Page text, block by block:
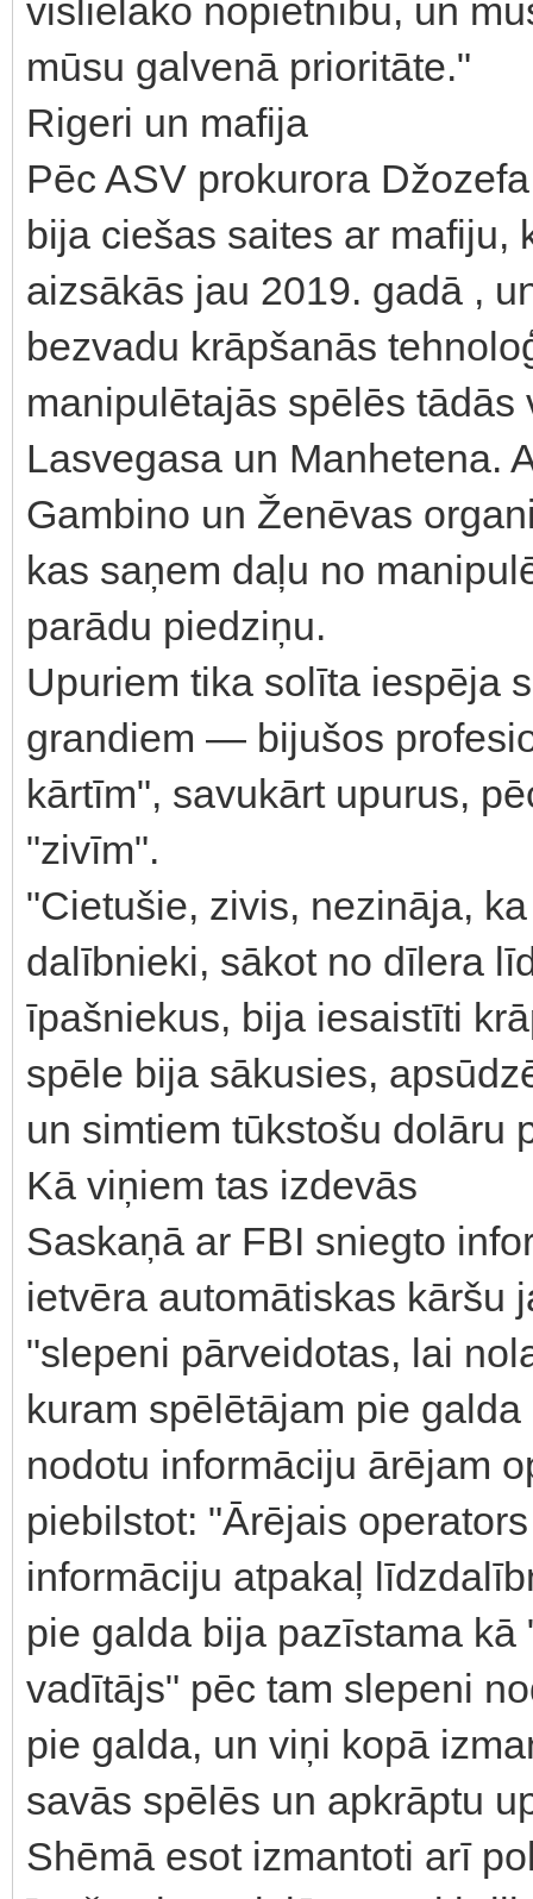
vislielāko nopietnību, un
mūsu galvenā prioritāte."
Rigeri un mafija
Pēc ASV prokurora
bija ciešas saites ar mafiju,
aizsākās jau 2019. gadā ,
bezvadu krāpšanās
manipulētajās spēlēs
Lasvegasa un Manhetena.
Gambino un Ženēvas
kas saņem daļu no
parādu piedziņu.
Upuriem tika solīta iespēja
grandiem — bijušos
kārtīm", savukārt upurus,
"zivīm".
"Cietušie, zivis, nezināja,
dalībnieki, sākot no dīlera
īpašniekus, bija iesaistīti
spēle bija sākusies,
un simtiem tūkstošu dolāru
Kā viņiem tas izdevās
Saskaņā ar FBI sniegto
ietvēra automātiskas kāršu
"slepeni pārveidotas, lai
kuram spēlētājam pie
nodotu informāciju ārējam
piebilstot: "Ārējais
informāciju atpakaļ
pie galda bija pazīstama
vadītājs" pēc tam slepeni
pie galda, un viņi kopā
savās spēlēs un apkrāptu
Shēmā esot izmantoti arī